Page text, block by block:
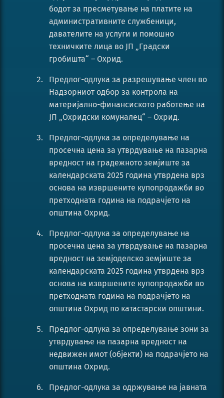
бодот за пресметување на платите на
административните службеници,
давателите на услуги и помошно
техничките лица во ЈП „Градски
гробишта“ – Охрид.
Предлог-одлука за разрешување член во
Надзорниот одбор за контрола на
материјално-финансиското работење на
ЈП „Охридски комуналец“ – Охрид.
Предлог-одлука за определување на
просечна цена за утврдување на пазарна
вредност на градежното земјиште за
календарската 2025 година утврдена врз
основа на извршените купопродажби во
претходната година на подрачјето на
општина Охрид.
Предлог-одлука за определување на
просечна цена за утврдување на пазарна
вредност на земјоделско земјиште за
календарската 2025 година утврдена врз
основа на извршените купопродажби во
претходната година на подрачјето на
општина Охрид по катастарски општини.
Предлог-одлука за определување зони за
утврдување на пазарна вредност на
недвижен имот (објекти) на подрачјето на
општина Охрид.
Предлог-одлука за одржување на јавната